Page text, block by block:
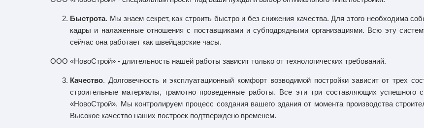
Быстрота. Мы знаем секрет, как строить быстро и без снижения качества. Для этого необходима
кадры и налаженные отношения с поставщиками и субподрядными организациями. Всю эту
сейчас она работает как швейцарские часы.
ООО «НовоСтрой» - длительность нашей работы зависит только от технологических требований.
Качество. Долговечность и эксплуатационный комфорт возводимой постройки зависит от трех
строительные материалы, грамотно проведенные работы. Все эти три составляющих успешного
«НовоСтрой». Мы контролируем процесс создания вашего здания от момента производства
Высокое качество наших построек подтверждено временем.